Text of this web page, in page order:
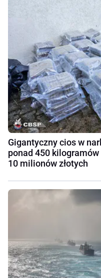
Gigantyczny cios w
ponad 450
10 milionów złotych